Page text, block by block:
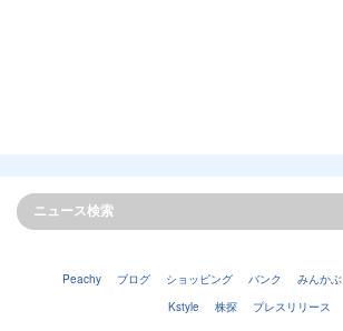
Peachy ブログ ショッピング バンク みんかぶ
Kstyle
株探 プレスリリース